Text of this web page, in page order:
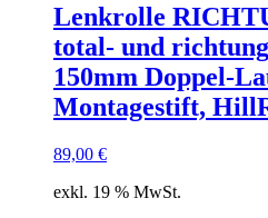
Lenkrolle
total- und
150mm Doppel-
Montagestift,
89,00 €
exkl. 19 % MwSt.